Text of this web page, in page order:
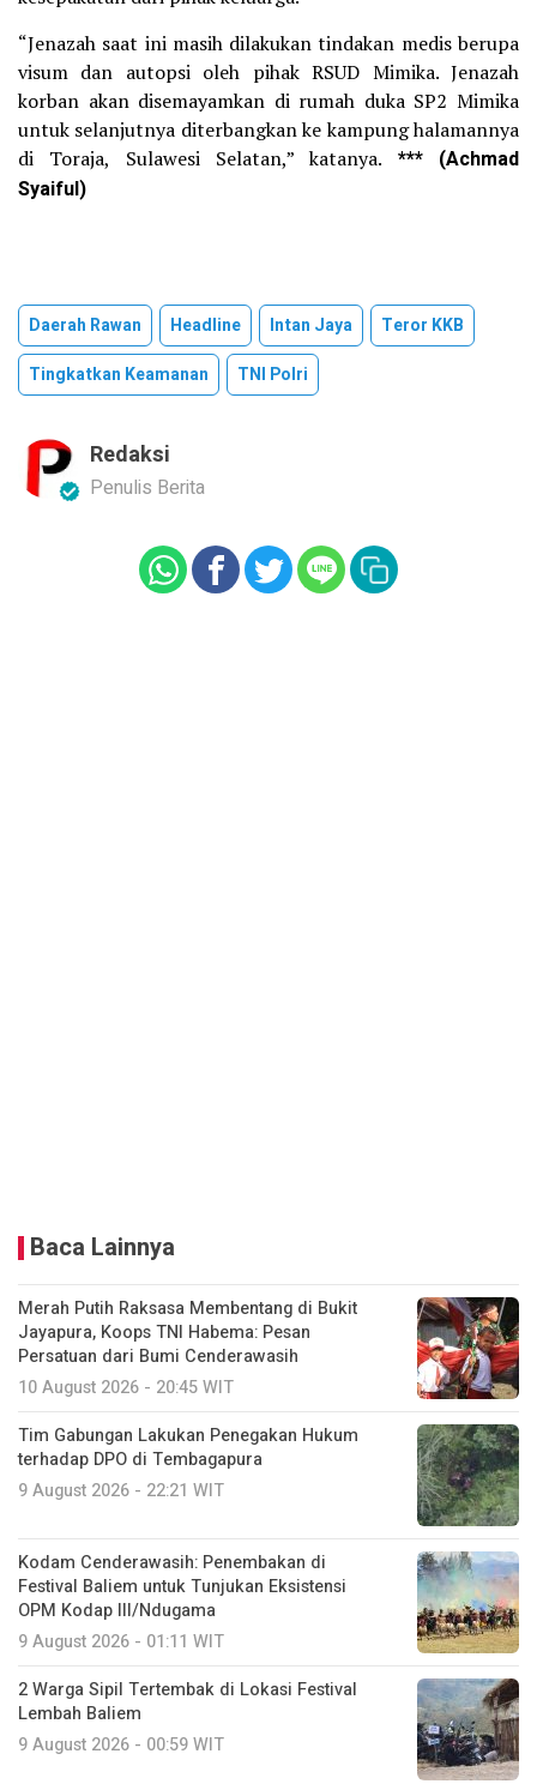
“Jenazah saat ini masih dilakukan tindakan medis berupa
visum dan autopsi oleh pihak RSUD Mimika. Jenazah
korban akan disemayamkan di rumah duka SP2 Mimika
untuk selanjutnya diterbangkan ke kampung halamannya
di Toraja, Sulawesi Selatan,” katanya. *** (Achmad
Syaiful)
Daerah Rawan Headline Intan Jaya
Teror KKB
Tingkatkan Keamanan
TNI Polri
Redaksi
Penulis Berita
Baca Lainnya
Merah Putih Raksasa Membentang di Bukit
Jayapura, Koops TNI Habema: Pesan
Persatuan dari Bumi Cenderawasih
10 August 2026 - 20:45 WIT
Tim Gabungan Lakukan Penegakan Hukum
terhadap DPO di Tembagapura
9 August 2026 - 22:21 WIT
Kodam Cenderawasih: Penembakan di
Festival Baliem untuk Tunjukan Eksistensi
OPM Kodap III/Ndugama
9 August 2026 - 01:11 WIT
2 Warga Sipil Tertembak di Lokasi Festival
Lembah Baliem
9 August 2026 - 00:59 WIT